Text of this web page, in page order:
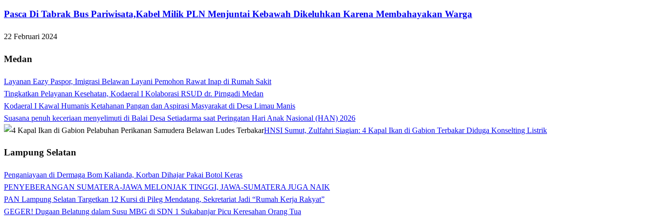
Pasca Di Tabrak Bus Pariwisata,Kabel Milik PLN Menjuntai Kebawah Dikeluhkan Karena Membahayakan Warga
22 Februari 2024
Medan
Layanan Eazy Paspor, Imigrasi Belawan Layani Pemohon Rawat Inap di Rumah Sakit
Tingkatkan Pelayanan Kesehatan, Kodaeral I Kolaborasi RSUD dr. Pirngadi Medan‎
Kodaeral I Kawal Humanis Ketahanan Pangan dan Aspirasi Masyarakat di Desa Limau Manis
Suasana penuh keceriaan menyelimuti di Balai Desa Setiadarma saat Peringatan Hari Anak Nasional (HAN) 2026
HNSI Sumut, Zulfahri Siagian: 4 Kapal Ikan di Gabion Terbakar Diduga Konselting Listrik
Lampung Selatan
Penganiayaan di Dermaga Bom Kalianda, Korban Dihajar Pakai Botol Keras
PENYEBERANGAN SUMATERA-JAWA MELONJAK TINGGI, JAWA-SUMATERA JUGA NAIK
PAN Lampung Selatan Targetkan 12 Kursi di Pileg Mendatang, Sekretariat Jadi “Rumah Kerja Rakyat”
GEGER! Dugaan Belatung dalam Susu MBG di SDN 1 Sukabanjar Picu Keresahan Orang Tua